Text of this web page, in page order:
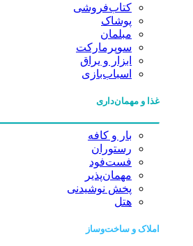
کتاب‌فروشی
پوشاک
مبلمان
سوپرمارکت
ابزار و یراق
اسباب‌بازی
غذا و مهمان‌داری
بار و کافه
رستوران
فست‌فود
مهمان‌پذیر
پخش نوشیدنی
هتل
املاک و ساخت‌وساز